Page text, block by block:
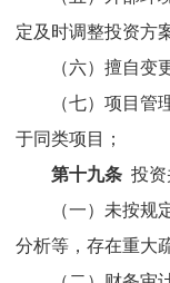
定及时调整投资方
（六）擅自变
（七）项目
于同类项目；
第十九条 投资
（一）未按
分析等，存在重大